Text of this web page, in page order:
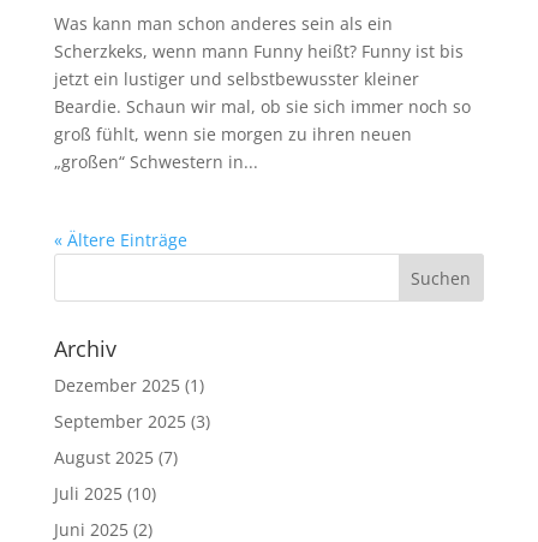
Was kann man schon anderes sein als ein
Scherzkeks, wenn mann Funny heißt? Funny ist bis
jetzt ein lustiger und selbstbewusster kleiner
Beardie. Schaun wir mal, ob sie sich immer noch so
groß fühlt, wenn sie morgen zu ihren neuen
„großen“ Schwestern in...
« Ältere Einträge
Archiv
Dezember 2025(1)
September 2025(3)
August 2025(7)
Juli 2025(10)
Juni 2025(2)